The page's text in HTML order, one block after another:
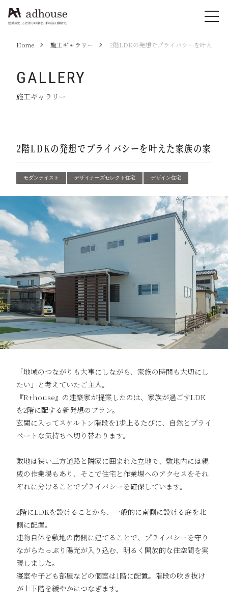
Home 施工ギャラリー 2階LDKの発想でプライバシーを叶えた家
GALLERY
施工ギャラリー
2階LDKの発想でプライバシーを叶えた家族の家
モダンテイスト デザイナーズセレクト住宅 デザイン住宅
「地域のつながりも大事にしながら、家族の時間も大切にし
たい」と考えていたご主人。
『R+house』の建築家が提案したのは、家族が過ごすLDK
を2階に配する新発想のプラン。
玄関に入ってスケルトン階段を1歩上るたびに、自然とプライ
ベートな気持ちへ切り替わります。
敷地は狭い三方道路と隣家に囲まれた立地で、敷地内には親
戚の作業場もあり、そこで住宅と作業場へのアクセスをそれ
ぞれに分けることでプライバシーを確保しています。
2階にLDKを設けることから、一般的に南側に設ける庭を北
側に配置。
建物自体を敷地の南側に建てることで、プライバシーを守り
ながらたっぷり陽光が入り込む、明るく開放的な住空間を実
現しました。
寝室や子ども部屋などの個室は1階に配置。階段の吹き抜け
が上下階を緩やかにつなぎます。